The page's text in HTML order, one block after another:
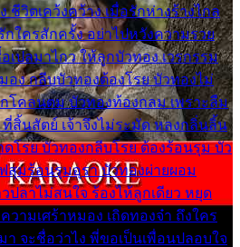
ชีวิตเคว้งคว้าง เมื่อรักห่างร้างไกล
ใครสักครั้ง อย่าไปหวังความรวย
เปลมาไกว ให้ลูกบัวทอง เวรกรรม
อง กลีบบัวทองต้องโรย บัวทองไม่
โคลนตม บัวทองท้องกลม เพราะลืม
สิ้นสัตย์ เจ้าจึงไม่ระมัด หลงกลิ่นลิ้น
ดโรย บัวทองกลีบโรย ต้องร้อนรุม บัว
สุมร้อนรุมอุรา บัวทองผ่ายผอม
ปลาไม่สนใจ ร้องไห้ลูกเดียว หยุด
วามเศร้าหมอง เถิดทองจ๋า ถึงใคร
มา จะชื่อว่าไง พี่ขอเป็นเพื่อนปลอบใจ